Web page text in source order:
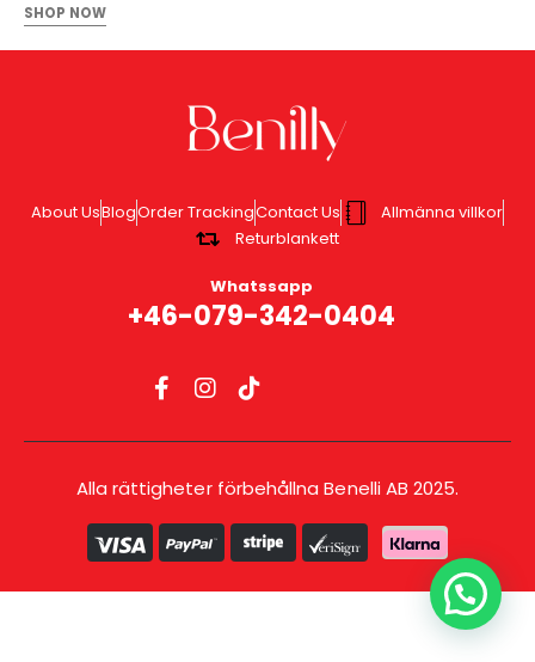
SHOP NOW
About UsBlogOrder TrackingContact Us
Allmänna villkor
Returblankett
Whatssapp
+46-079-342-0404
Alla rättigheter förbehållna Benelli AB 2025.